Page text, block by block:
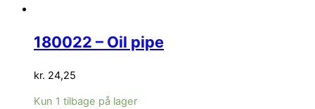
180022 – Oil pipe
kr. 24,25
Kun 1 tilbage på lager